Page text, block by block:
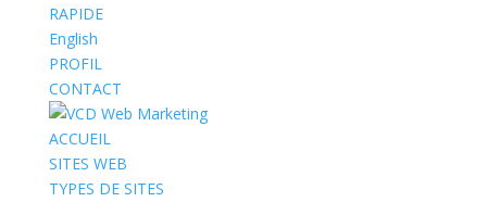
RAPIDE
English
PROFIL
CONTACT
ACCUEIL
SITES WEB
TYPES DE SITES